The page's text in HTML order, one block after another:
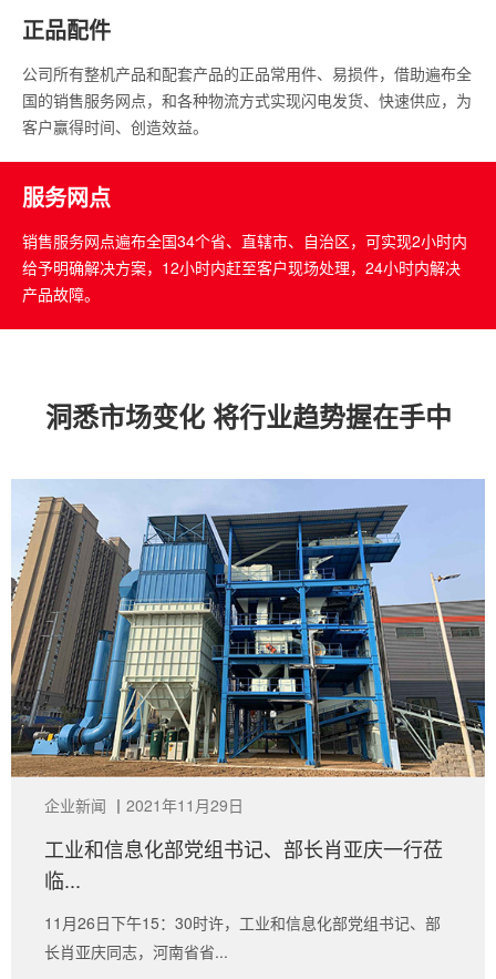
正品配件
公司所有整机产品和配套产品的正品常用件、易损件，借助遍布全
国的销售服务网点，和各种物流方式实现闪电发货、快速供应，为
客户赢得时间、创造效益。
服务网点
销售服务网点遍布全国34个省、直辖市、自治区，可实现2小时内
给予明确解决方案，12小时内赶至客户现场处理，24小时内解决
产品故障。
洞悉市场变化 将行业趋势握在手中
企业新闻 丨 2021年11月29日
工业和信息化部党组书记、部长肖亚庆一行莅
临...
11月26日下午15：30时许，工业和信息化部党组书记、部
长肖亚庆同志，河南省省...